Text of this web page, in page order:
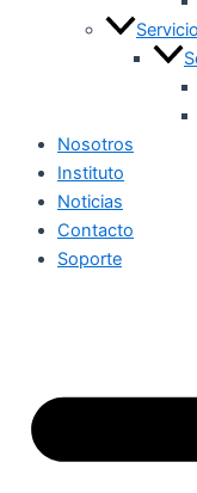
Nosotros
Instituto
Noticias
Contacto
Soporte